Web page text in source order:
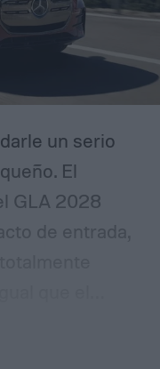
un serio
El
GLA 2028
de entrada,
de la
en la